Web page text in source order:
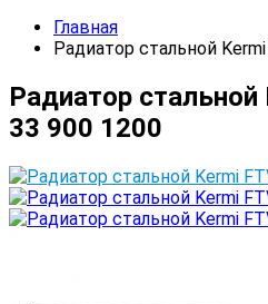
Главная
Радиатор стальной
Радиатор стальной
33 900 1200